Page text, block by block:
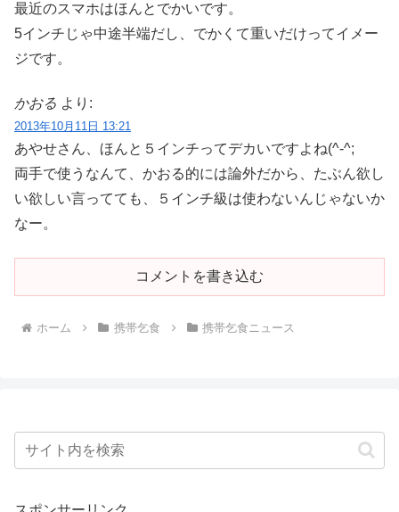
最近のスマホはほんとでかいです。
5インチじゃ中途半端だし、でかくて重いだけってイメー
ジです。
かおる より:
2013年10月11日 13:21
あやせさん、ほんと５インチってデカいですよね(^-^;
両手で使うなんて、かおる的には論外だから、たぶん欲し
い欲しい言ってても、５インチ級は使わないんじゃないか
なー。
コメントを書き込む
ホーム 携帯乞食 携帯乞食ニュース